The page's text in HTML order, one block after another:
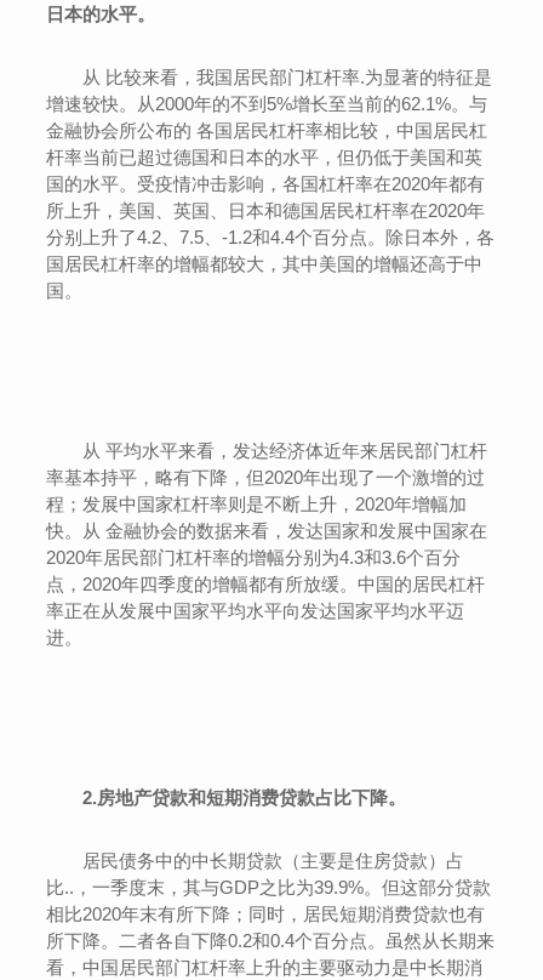
日本的水平。
从 比较来看，我国居民部门杠杆率.为显著的特征是
增速较快。从2000年的不到5%增长至当前的62.1%。与
金融协会所公布的 各国居民杠杆率相比较，中国居民杠
杆率当前已超过德国和日本的水平，但仍低于美国和英
国的水平。受疫情冲击影响，各国杠杆率在2020年都有
所上升，美国、英国、日本和德国居民杠杆率在2020年
分别上升了4.2、7.5、-1.2和4.4个百分点。除日本外，各
国居民杠杆率的增幅都较大，其中美国的增幅还高于中
国。
从 平均水平来看，发达经济体近年来居民部门杠杆
率基本持平，略有下降，但2020年出现了一个激增的过
程；发展中国家杠杆率则是不断上升，2020年增幅加
快。从 金融协会的数据来看，发达国家和发展中国家在
2020年居民部门杠杆率的增幅分别为4.3和3.6个百分
点，2020年四季度的增幅都有所放缓。中国的居民杠杆
率正在从发展中国家平均水平向发达国家平均水平迈
进。
2.房地产贷款和短期消费贷款占比下降。
居民债务中的中长期贷款（主要是住房贷款）占
比..，一季度末，其与GDP之比为39.9%。但这部分贷款
相比2020年末有所下降；同时，居民短期消费贷款也有
所下降。二者各自下降0.2和0.4个百分点。虽然从长期来
看，中国居民部门杠杆率上升的主要驱动力是中长期消